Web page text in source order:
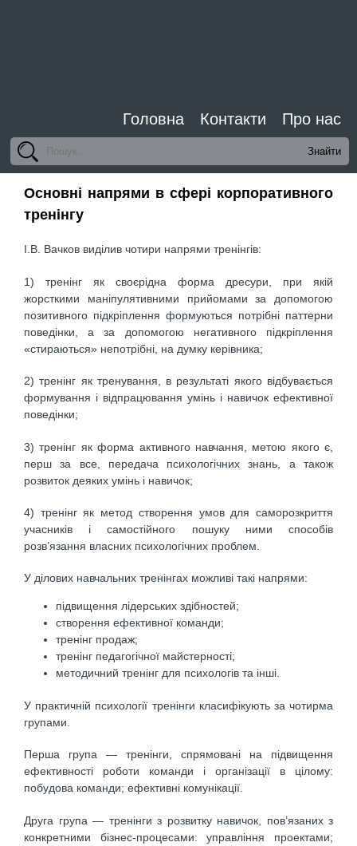
Головна Контакти Про нас
Основні напрями в сфері корпоративного
тренінгу
I.B. Вачков виділив чотири напрями тренінгів:
1) тренінг як своєрідна форма дресури, при якій
жорсткими маніпулятивними прийомами за допомогою
позитивного підкріплення формуються потрібні паттерни
поведінки, а за допомогою негативного підкріплення
«стираються» непотрібні, на думку керівника;
2) тренінг як тренування, в результаті якого відбувається
формування і відпрацювання умінь і навичок ефективної
поведінки;
3) тренінг як форма активного навчання, метою якого є,
перш за все, передача психологічних знань, а також
розвиток деяких умінь і навичок;
4) тренінг як метод створення умов для саморозкриття
учасників і самостійного пошуку ними способів
розв’язання власних психологічних проблем.
У ділових навчальних тренінгах можливі такі напрями:
підвищення лідерських здібностей;
створення ефективної команди;
тренінг продаж;
тренінг педагогічної майстерності;
методичний тренінг для психологів та інші.
У практичній психології тренінги класифікують за чотирма
групами.
Перша група — тренінги, спрямовані на підвищення
ефективності роботи команди і організації в цілому:
побудова команди; ефективні комунікації.
Друга група — тренінги з розвитку навичок, пов’язаних з
конкретними бізнес-процесами: управління проектами;